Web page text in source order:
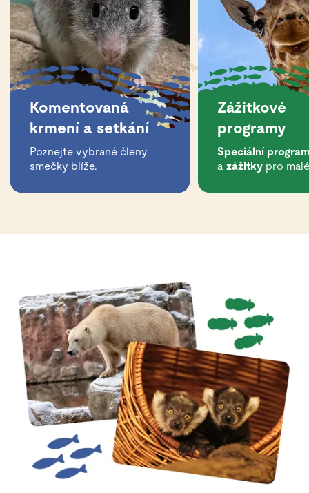
Komentovaná
krmení a setkání
Poznejte vybrané členy
smečky blíže.
Zážitkové
programy
Speciální
a zážitky pro